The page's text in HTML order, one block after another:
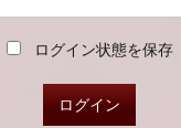
ログイン状態を保存